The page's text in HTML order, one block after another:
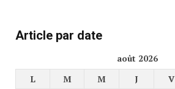
Article par date
août 2026
L
M M J V